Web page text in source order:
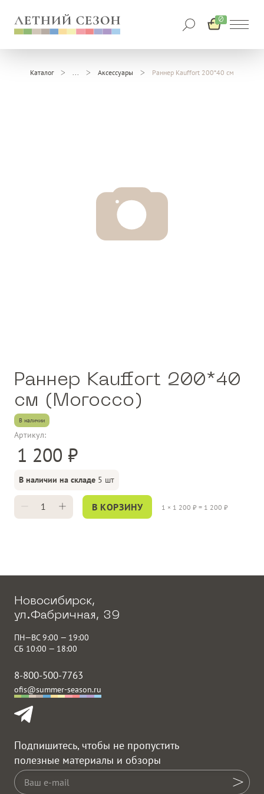
0
Каталог Аксессуары Раннер Kauffort 200*40 см
Раннер Kauffort 200*40
см (Morocco)
В наличии
Артикул:
1 200
В наличии на складе 5 шт
В КОРЗИНУ 1 × 1 200 ₽ = 1 200 ₽
Новосибирск,
ул.Фабричная, 39
ПН—ВС 9:00 — 19:00
СБ 10:00 — 18:00
8-800-500-7763
ofis@summer-season.ru
Подпишитесь, чтобы не пропустить
полезные материалы и обзоры